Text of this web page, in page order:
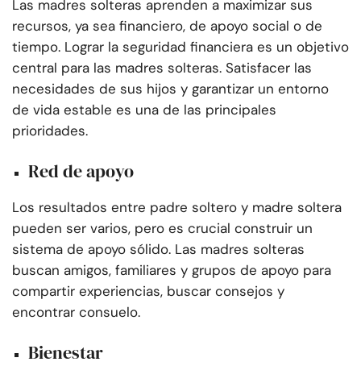
Las madres solteras aprenden a maximizar sus
recursos, ya sea financiero, de apoyo social o de
tiempo. Lograr la seguridad financiera es un objetivo
central para las madres solteras. Satisfacer las
necesidades de sus hijos y garantizar un entorno
de vida estable es una de las principales
prioridades.
Red de apoyo
Los resultados entre padre soltero y madre soltera
pueden ser varios, pero es crucial construir un
sistema de apoyo sólido. Las madres solteras
buscan amigos, familiares y grupos de apoyo para
compartir experiencias, buscar consejos y
encontrar consuelo.
Bienestar